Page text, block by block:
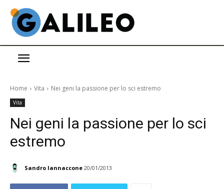
Home Vita Nei geni la passione per lo sci estremo
Vita
Nei geni la passione per lo sci
estremo
Sandro Iannaccone 20/01/2013